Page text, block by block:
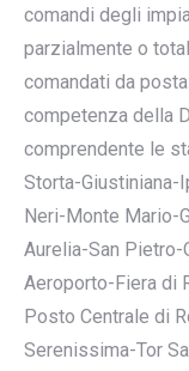
comandi degli
parzialmente o
comandati da
competenza della
comprendente le
Storta-Giustiniana-
Neri-Monte Mario-
Aurelia-San
Aeroporto-Fiera di
Posto Centrale di
Serenissima-Tor